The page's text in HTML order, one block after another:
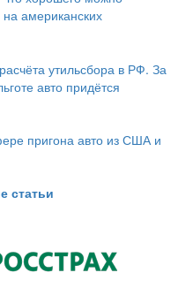
американских
утильсбора в РФ. За
авто придётся
пригона авто из США и
статьи